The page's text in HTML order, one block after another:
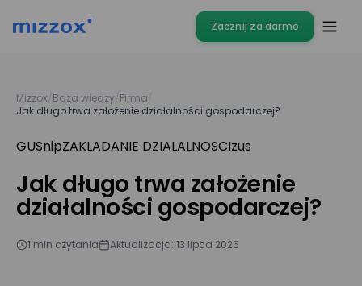
Zacznij za darmo
Mizzox Baza wiedzy Firma
Jak długo trwa założenie działalności gospodarczej?
GUSnipZAKLADANIE DZIALALNOSCIzus
Jak długo trwa założenie
działalności gospodarczej?
1 min czytania Aktualizacja: 13 lipca 2026